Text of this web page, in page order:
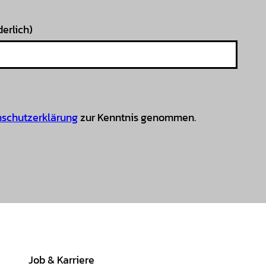
zur Kenntnis genommen.
Job & Karriere